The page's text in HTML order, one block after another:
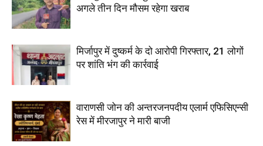
अगले तीन दिन मौसम रहेगा खराब
मिर्जापुर में दुष्कर्म के दो आरोपी गिरफ्तार, 21 लोगों
पर शांति भंग की कार्रवाई
वाराणसी जोन की अन्तरजनपदीय एलार्म एफिसिएन्सी
रेस में मीरजापुर ने मारी बाजी